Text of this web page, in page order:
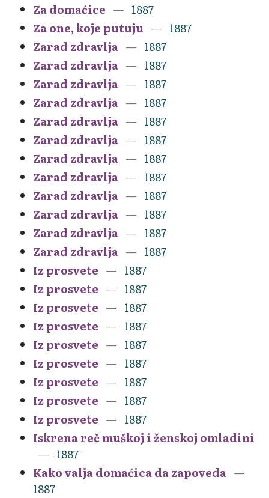
Za domaćice
1887
Za one, koje putuju
1887
Zarad zdravlja
1887
Zarad zdravlja
1887
Zarad zdravlja
1887
Zarad zdravlja
1887
Zarad zdravlja
1887
Zarad zdravlja
1887
Zarad zdravlja
1887
Zarad zdravlja
1887
Zarad zdravlja
1887
Zarad zdravlja
1887
Zarad zdravlja
1887
Zarad zdravlja
1887
Iz prosvete
1887
Iz prosvete
1887
Iz prosvete
1887
Iz prosvete
1887
Iz prosvete
1887
Iz prosvete
1887
Iz prosvete
1887
Iz prosvete
1887
Iz prosvete
1887
Iskrena reč muškoj i ženskoj omladini
1887
Kako valja domaćica da zapoveda
1887